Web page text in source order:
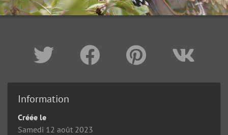
Information
Créée le
Samedi 12 août 2023